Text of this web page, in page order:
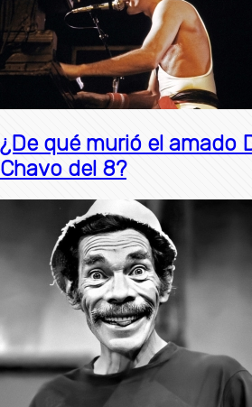
¿De qué murió el amado
Chavo del 8?